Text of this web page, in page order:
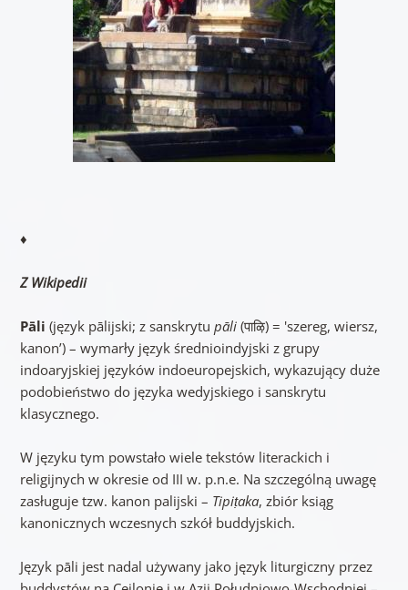
♦
Z Wikipedii
Pāli (język pālijski; z sanskrytu pāli(पाऴि) = 'szereg, wiersz,
kanon’) – wymarły język średnioindyjski z grupy
indoaryjskiej języków indoeuropejskich, wykazujący duże
podobieństwo do języka wedyjskiego i sanskrytu
klasycznego.
W języku tym powstało wiele tekstów literackich i
religijnych w okresie od III w. p.n.e. Na szczególną uwagę
zasługuje tzw. kanon palijski – Tipiṭaka, zbiór ksiąg
kanonicznych wczesnych szkół buddyjskich.
Język pāli jest nadal używany jako język liturgiczny przez